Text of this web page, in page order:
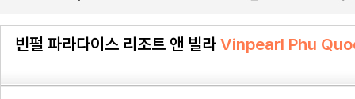
빈펄 파라다이스 리조트 앤 빌라 Vinpearl Phu